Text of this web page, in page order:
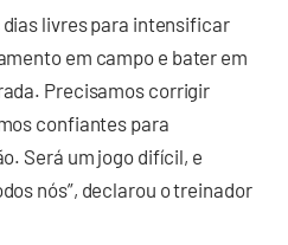
dias livres para intensificar
em campo e bater em
Precisamos corrigir
confiantes para
Será um jogo difícil, e
nós”, declarou o treinador